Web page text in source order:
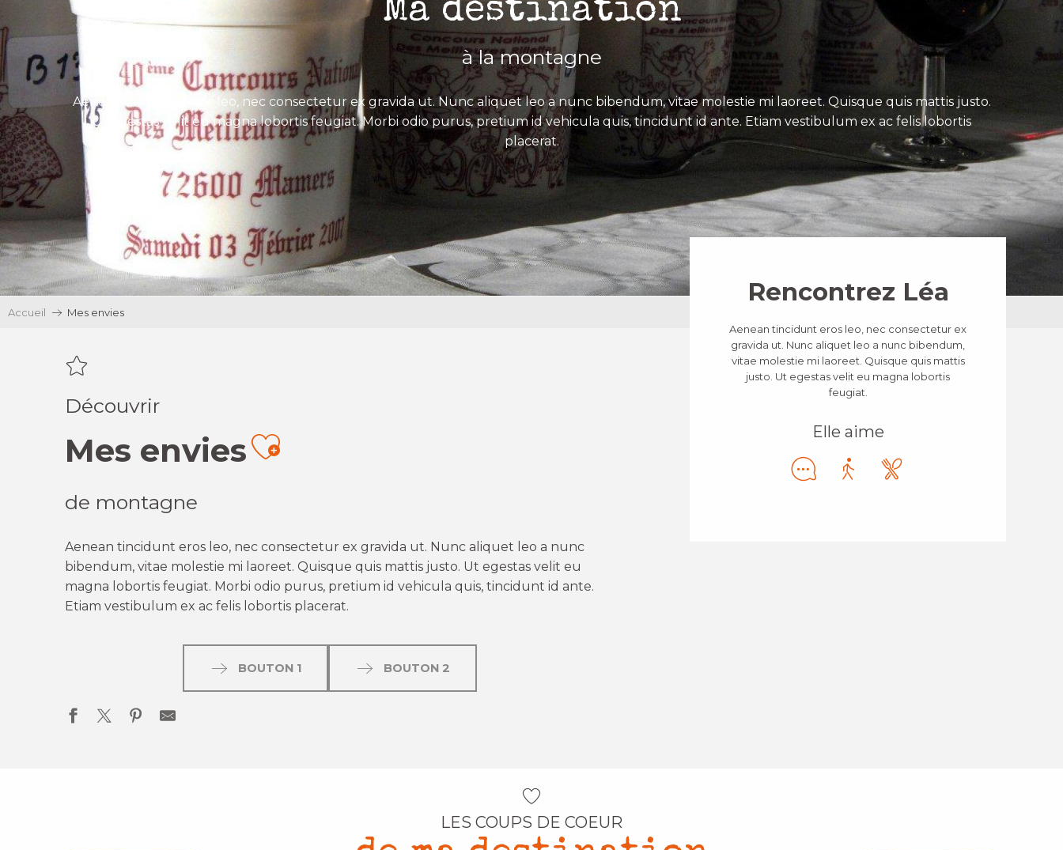
Ma destination
à la montagne
Aenean tincidunt eros leo, nec consectetur ex gravida ut. Nunc aliquet leo a nunc bibendum, vitae molestie mi laoreet. Quisque quis mattis justo.
Ut egestas velit eu magna lobortis feugiat. Morbi odio purus, pretium id vehicula quis, tincidunt id ante. Etiam vestibulum ex ac felis lobortis
placerat.
Accueil Mes envies
Découvrir
Mes enviesAjouter aux favoris
de montagne
Aenean tincidunt eros leo, nec consectetur ex gravida ut. Nunc aliquet leo a nunc
bibendum, vitae molestie mi laoreet. Quisque quis mattis justo. Ut egestas velit eu
magna lobortis feugiat. Morbi odio purus, pretium id vehicula quis, tincidunt id ante.
Etiam vestibulum ex ac felis lobortis placerat.
BOUTON 1 BOUTON 2
Rencontrez Léa
Aenean tincidunt eros leo, nec consectetur ex
gravida ut. Nunc aliquet leo a nunc bibendum,
vitae molestie mi laoreet. Quisque quis mattis
justo. Ut egestas velit eu magna lobortis
feugiat.
Elle aime
LES COUPS DE COEUR